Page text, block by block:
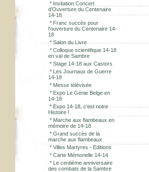
* Invitation Concert
d'Ouverture du Centenaire
14-18
* Franc succès pour
l'ouverture du Centenaire 14-
18
* Salon du Livre
* Colloque scientifique 14-18
en val de Sambre
* Stage 14-18 aux Castors
* Les Journaux de Guerre
14-18
* Messe télévisée
* Expo Le Génie Belge en
14-18
* Expo 14-18, c'est notre
Histoire !
* Marche aux flambeaux en
mémoire de 14-18
* Grand succès de la
marche aux flambeaux
* Villes Martyres - Editions
* Carte Mémorielle 14-14
* Le centième anniversaire
des combats de la Sambre